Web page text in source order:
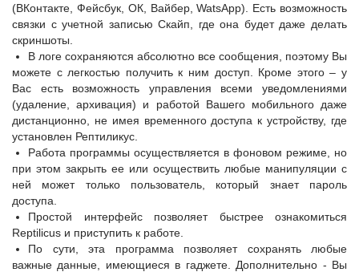
(ВКонтакте, Фейсбук, ОК, Вайбер, WatsApp). Есть возможность
связки с учетной записью Скайп, где она будет даже делать
скриншоты.
В логе сохраняются абсолютно все сообщения, поэтому Вы
можете с легкостью получить к ним доступ. Кроме этого – у
Вас есть возможность управления всеми уведомлениями
(удаление, архивация) и работой Вашего мобильного даже
дистанционно, не имея временного доступа к устройству, где
установлен Рептиликус.
Работа программы осуществляется в фоновом режиме, но
при этом закрыть ее или осуществить любые манипуляции с
ней может только пользователь, который знает пароль
доступа.
Простой интерфейс позволяет быстрее ознакомиться
Reptilicus и приступить к работе.
По сути, эта программа позволяет сохранять любые
важные данные, имеющиеся в гаджете. Дополнительно - Вы